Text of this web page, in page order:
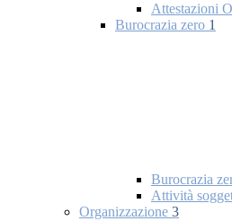
Attestazioni
Burocrazia zero 1
Burocrazia
Attività
Organizzazione 3